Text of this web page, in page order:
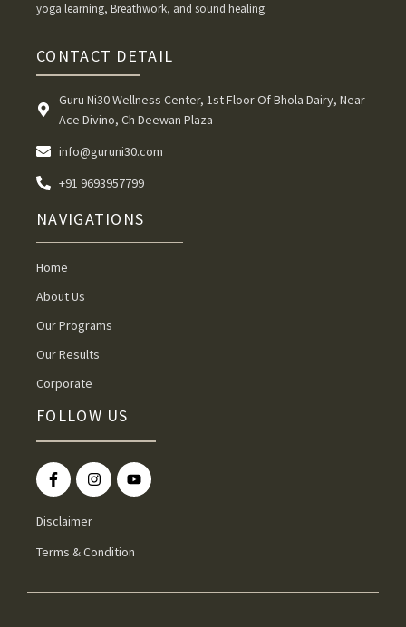
yoga learning, Breathwork, and sound healing.
CONTACT DETAIL
Guru Ni30 Wellness Center, 1st Floor Of Bhola Dairy, Near
Ace Divino, Ch Deewan Plaza
info@guruni30.com
+91 9693957799
NAVIGATIONS
Home
About Us
Our Programs
Our Results
Corporate
FOLLOW US
Disclaimer
Terms & Condition